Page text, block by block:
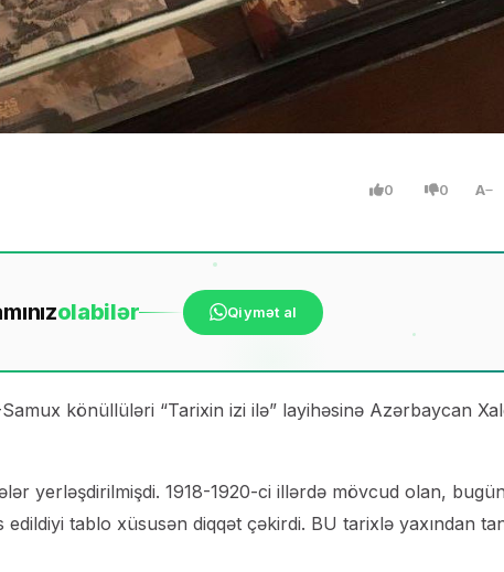
0 0 A
olabilər Qiymət al
könüllüləri “Tarixin izi ilə” layihəsinə Azərbaycan
yerləşdirilmişdi. 1918-1920-ci illərdə mövcud olan,
tablo xüsusən diqqət çəkirdi. BU tarixlə yaxından